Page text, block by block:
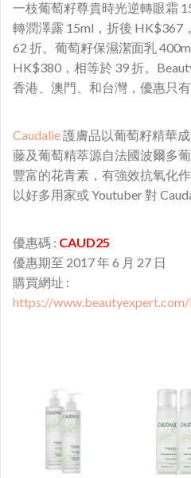
一枝葡萄籽尊貴時光逆轉眼霜
轉潤澤露 15ml，折後 HK$367
62 折。葡萄籽保濕潔面乳
HK$380，相等於 39 折。
香港、澳門、和台灣，優惠只有
Caudalie護膚品以葡萄籽精華
藤及葡萄精萃源自法國波爾多
豐富的花青素，有強效抗氧化
以好多用家或 Youtuber 對
優惠碼 : CAUD25
優惠期至 2017 年 6 月 27 日
購買網址 :
https://www.beautyexpert.com/